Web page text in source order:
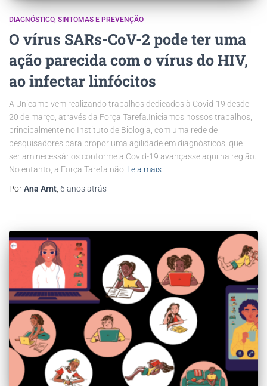
DIAGNÓSTICO SINTOMAS E PREVENÇÃO
O vírus SARs-CoV-2 pode ter uma
ação parecida com o vírus do HIV,
ao infectar linfócitos
A Unicamp vem realizando trabalhos dedicados à Covid-19 desde
20 de março, através da Força Tarefa.Iniciamos nossos trabalhos,
principalmente no Instituto de Biologia, com uma rede de
pesquisadores para propor uma agilidade em diagnósticos, que
seriam necessários conforme a Covid-19 avançasse aqui na região.
No entanto, a Força Tarefa não Leia mais
PorAna Arnt 6 anosatrás